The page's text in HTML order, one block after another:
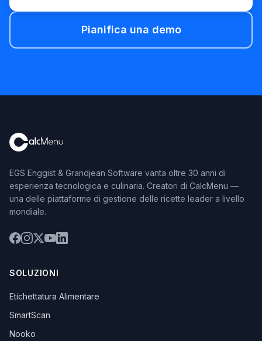
Pianifica una demo
EGS Enggist & Grandjean Software vanta oltre 30 anni di
esperienza tecnologica e culinaria. Creatori di CalcMenu —
una delle piattaforme di gestione delle ricette leader a livello
mondiale.
SOLUZIONI
Etichettatura Alimentare
SmartScan
Nooko